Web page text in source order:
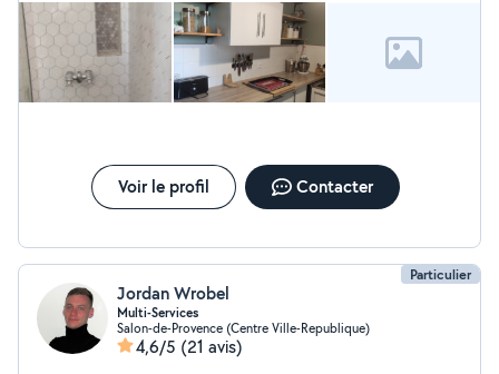
d'emballage sont restés en vrac.
Voir le profil Contacter
Particulier
Jordan Wrobel
Multi-Services
Salon-de-Provence (Centre Ville-Republique)
4,6/5 (21 avis)